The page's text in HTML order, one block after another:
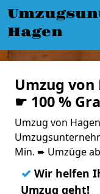
Hagen
Umzug
☛ 100 %
Umzug von
Min. ➨ Umzüge
✓ Wir helfen
Umzug geht!